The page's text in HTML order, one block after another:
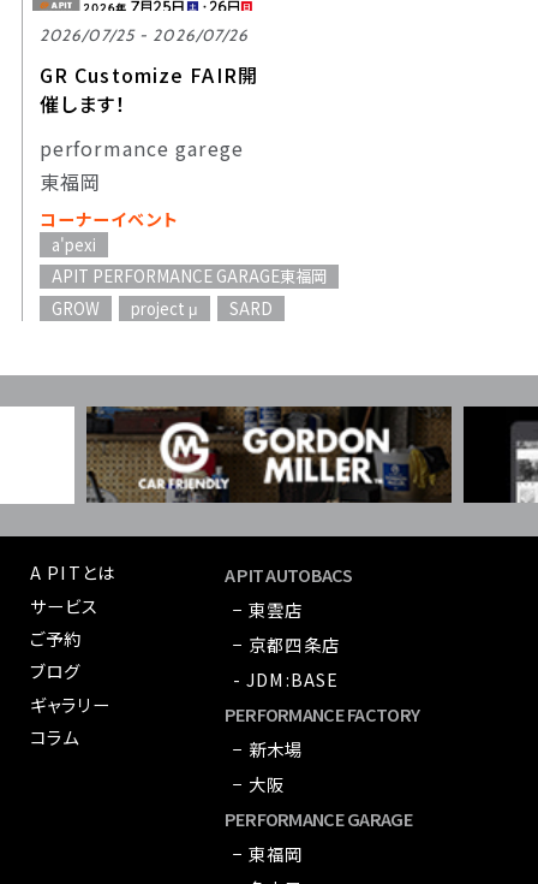
2026/07/25 - 2026/07/26
GR Customize FAIR開
催します！
performance garege
東福岡
コーナーイベント
a'pexi
APIT PERFORMANCE GARAGE東福岡
GROW
project μ SARD
A PITとは
サービス
ご予約
ブログ
ギャラリー
コラム
A PIT AUTOBACS
− 東雲店
− 京都四条店
- JDM:BASE
PERFORMANCE FACTORY
− 新木場
− 大阪
PERFORMANCE GARAGE
− 東福岡